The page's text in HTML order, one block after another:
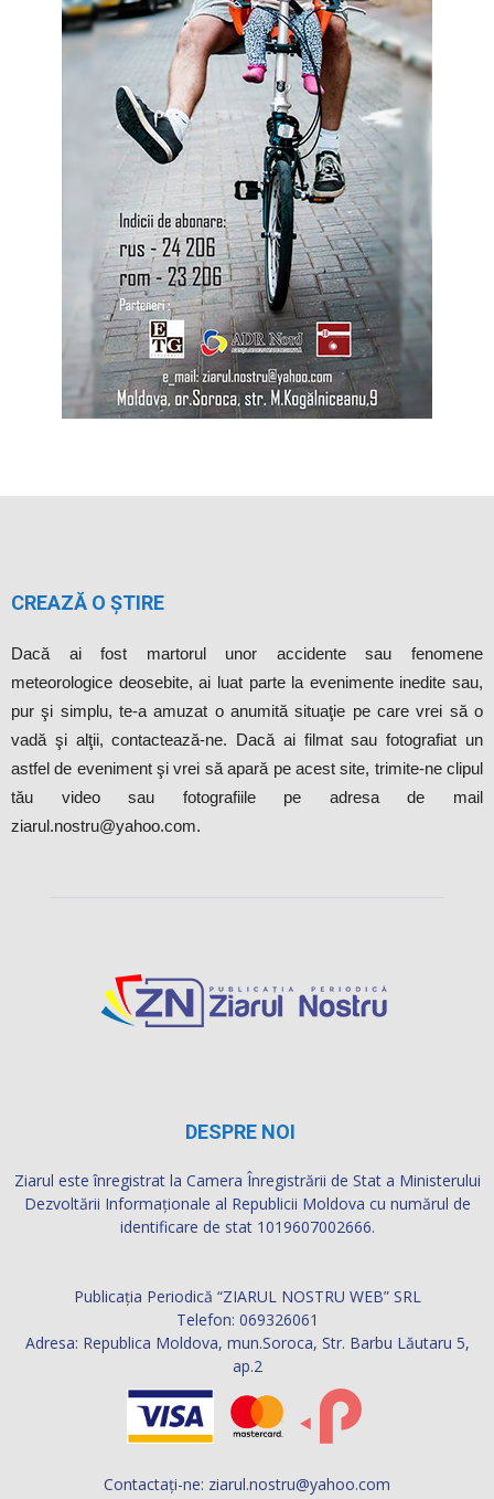
CREAZĂ O ȘTIRE
Dacă ai fost martorul unor accidente sau fenomene
meteorologice deosebite, ai luat parte la evenimente inedite sau,
pur şi simplu, te-a amuzat o anumită situaţie pe care vrei să o
vadă şi alţii, contactează-ne. Dacă ai filmat sau fotografiat un
astfel de eveniment şi vrei să apară pe acest site, trimite-ne clipul
tău video sau fotografiile pe adresa de mail
ziarul.nostru@yahoo.com.
DESPRE NOI
Ziarul este înregistrat la Camera Înregistrării de Stat a Ministerului
Dezvoltării Informaţionale al Republicii Moldova cu numărul de
identificare de stat 1019607002666.
Publicația Periodică “ZIARUL NOSTRU WEB” SRL
Telefon: 069326061
Adresa: Republica Moldova, mun.Soroca, Str. Barbu Lăutaru 5,
ap.2
Contactați-ne: ziarul.nostru@yahoo.com